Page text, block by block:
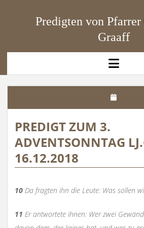
Predigten von
Graaff
open
menu
PREDIGT ZUM 3.
ADVENTSONNTAG
16.12.2018
10Da fragten ihn die Leute: Was sollen
11 Er antwortete ihnen: Wer zwei